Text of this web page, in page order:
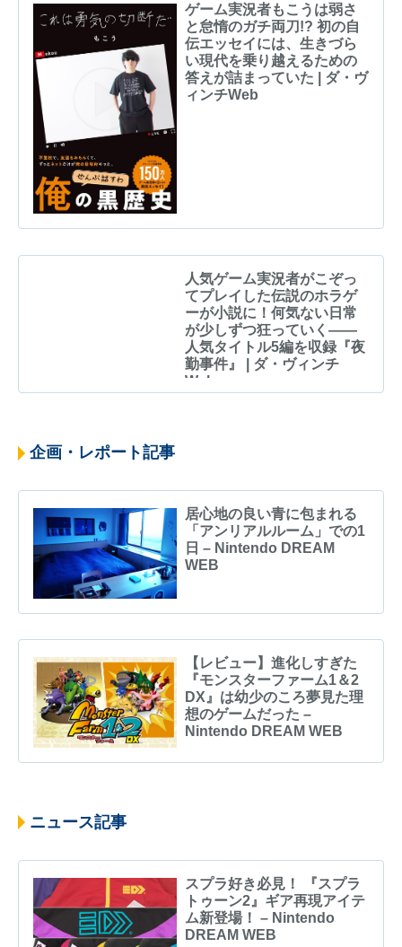
ゲーム実況者もこうは弱さ
と怠惰のガチ両刀!? 初の自
伝エッセイには、生きづら
い現代を乗り越えるための
答えが詰まっていた | ダ・ヴ
ィンチWeb
人気ゲーム実況者がこぞっ
てプレイした伝説のホラゲ
ーが小説に！何気ない日常
が少しずつ狂っていく――
人気タイトル5編を収録『夜
勤事件』 | ダ・ヴィンチ
Web
企画・レポート記事
居心地の良い青に包まれる
「アンリアルルーム」での1
日 – Nintendo DREAM
WEB
【レビュー】進化しすぎた
『モンスターファーム1＆2
DX』は幼少のころ夢見た理
想のゲームだった –
Nintendo DREAM WEB
ニュース記事
スプラ好き必見！ 『スプラ
トゥーン2』ギア再現アイテ
ム新登場！ – Nintendo
DREAM WEB